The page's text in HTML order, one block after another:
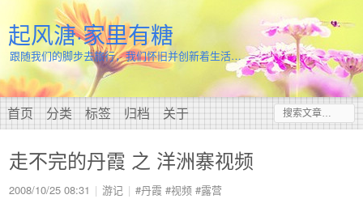
起风溏·家里有糖
跟随我们的脚步去旅行，我们怀旧并创新着生活…
首页 分类 标签 归档 关于
走不完的丹霞 之 洋洲寨视频
2008/10/25 08:31 游记 #丹霞 #视频 #露营